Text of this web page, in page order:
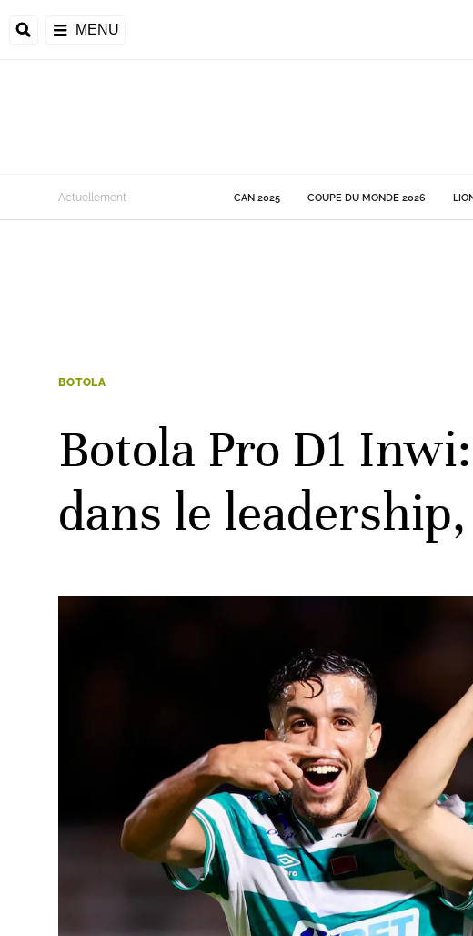
MENU
de la CAF
Actuellement CAN 2025 COUPE DU MONDE 2026
BOTOLA
Botola Pro D1
dans le